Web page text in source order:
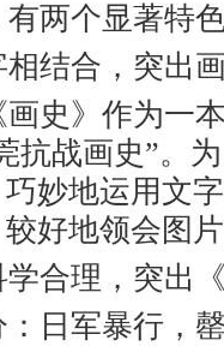
两个显著特
结合，突出
史》作为一
抗战画史”。
妙地运用文
好地领会图
合理，突出
日军暴行，